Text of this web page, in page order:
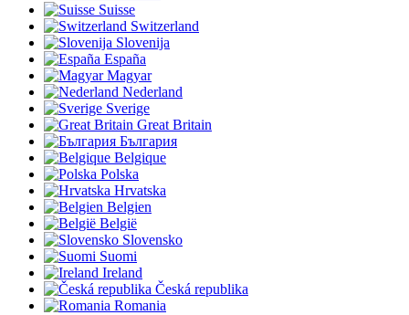
Suisse
Switzerland
Slovenija
España
Magyar
Nederland
Sverige
Great Britain
България
Belgique
Polska
Hrvatska
Belgien
België
Slovensko
Suomi
Ireland
Česká republika
Romania